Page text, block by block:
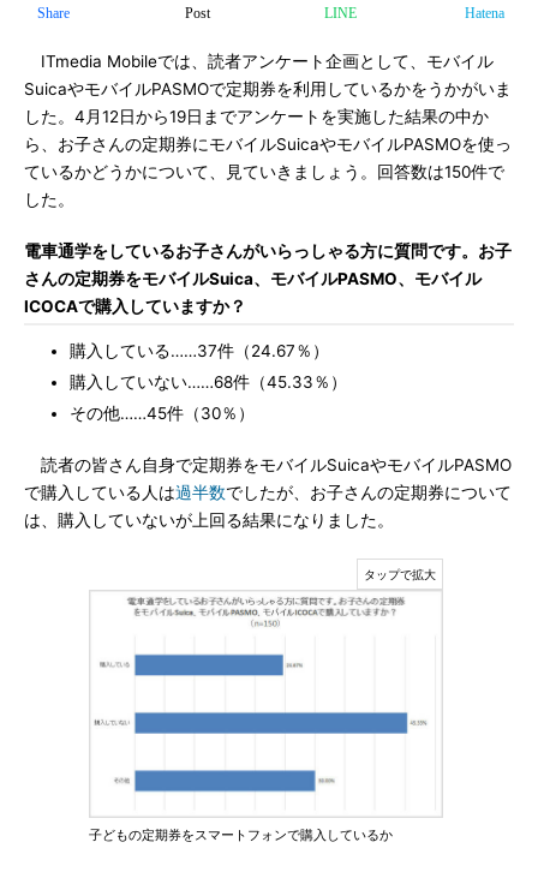
Share Post LINE Hatena
ITmedia Mobileでは、読者アンケート企画として、モバイル
SuicaやモバイルPASMOで定期券を利用しているかをうかがいま
した。4月12日から19日までアンケートを実施した結果の中か
ら、お子さんの定期券にモバイルSuicaやモバイルPASMOを使っ
ているかどうかについて、見ていきましょう。回答数は150件で
した。
電車通学をしているお子さんがいらっしゃる方に質問です。お子
さんの定期券をモバイルSuica、モバイルPASMO、モバイル
ICOCAで購入していますか？
購入している……37件（24.67％）
購入していない……68件（45.33％）
その他……45件（30％）
読者の皆さん自身で定期券をモバイルSuicaやモバイルPASMO
で購入している人は過半数でしたが、お子さんの定期券について
は、購入していないが上回る結果になりました。
子どもの定期券をスマートフォンで購入しているか